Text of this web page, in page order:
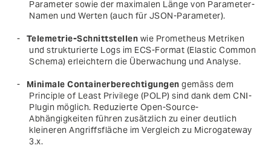
Parameter sowie der maximalen Länge von Parameter-
Namen und Werten (auch für JSON-Parameter).
Telemetrie-Schnittstellen wie Prometheus Metriken
und strukturierte Logs im ECS-Format (Elastic Common
Schema) erleichtern die Überwachung und Analyse.
Minimale Containerberechtigungen gemäss dem
Principle of Least Privilege (POLP) sind dank dem CNI-
Plugin möglich. Reduzierte Open-Source-
Abhängigkeiten führen zusätzlich zu einer deutlich
kleineren Angriffsfläche im Vergleich zu Microgateway
3.x.